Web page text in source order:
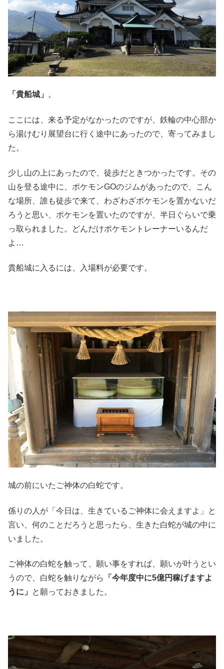
「貴船城」 。
ここには、来る予定がなかったのですが、鉄輪の中心部か
ら湯けむり展望台に行く途中にあったので、寄ってみまし
た。
少し山の上にあったので、徒歩だときつかったです。その
山を登る途中に、ポケモンGOのジムがあったので、こん
な場所、誰も徒歩で来て、わざわざポケモンを置かないだ
ろうと思い、ポケモンを置いたのですが、半日ぐらいで乗
っ取られました。どんだけポケモントレーナーいるんだ
よ…
貴船城に入るには、入場料が必要です。
城の前にいたご神体の白蛇です。
係りの人が「今日は、生きているご神体に会えますよ」と
言い、何のことだろうと思ったら、生きた白蛇が城の中に
いました。
ご神体の白蛇を触って、願い事をすれば、願いが叶うとい
うので、白蛇を触りながら
「今年度中に5億円稼げますよ
うに」
と願っておきました。